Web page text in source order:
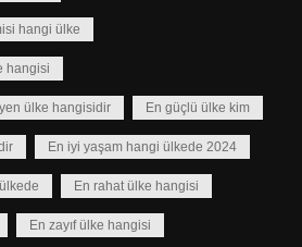
hangi ülke
hangisi
ülke hangisidir En güçlü ülke kim
En iyi yaşam hangi ülkede 2024
En rahat ülke hangisi
En zayıf ülke hangisi